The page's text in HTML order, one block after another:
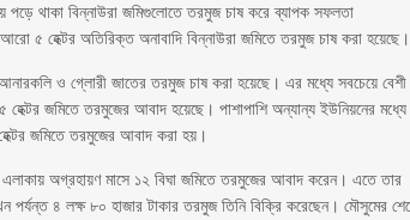
থাকা বিন্নাউরা জমিগুলোতে তরমুজ চাষ করে ব্যাপক সফলতা
৫ হেক্টর অতিরিক্ত অনাবাদি বিন্নাউরা জমিতে তরমুজ চাষ করা হয়েছে।
ও গ্লোরী জাতের তরমুজ চাষ করা হয়েছে। এর মধ্যে সবচেয়ে বেশী
জমিতে তরমুজের আবাদ হয়েছে। পাশাপাশি অন্যান্য ইউনিয়নের মধ্যে
জমিতে তরমুজের আবাদ করা হয়।
এলাকায় অগ্রহায়ণ মাসে ১২ বিঘা জমিতে তরমুজের আবাদ করেন। এতে তার
৪ লক্ষ ৮০ হাজার টাকার তরমুজ তিনি বিক্রি করেছেন। মৌসুমের